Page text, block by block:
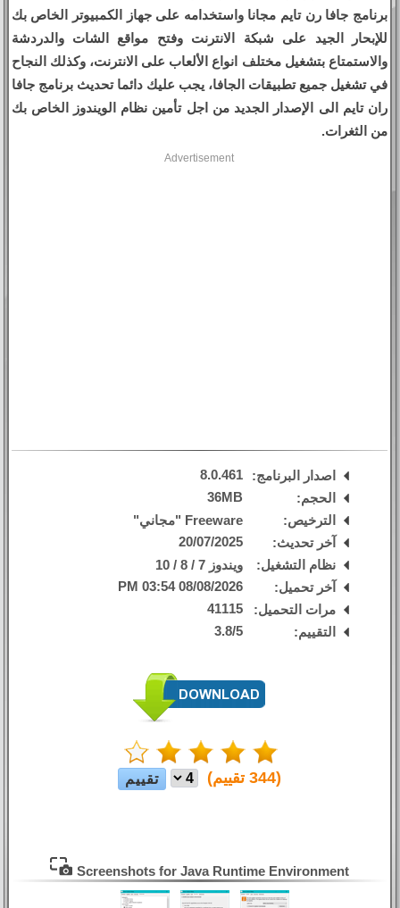
برنامج جافا رن تايم مجانا واستخدامه على جهاز الكمبيوتر الخاص بك
للإبحار الجيد على شبكة الانترنت وفتح مواقع الشات والدردشة
والاستمتاع بتشغيل مختلف انواع الألعاب على الانترنت، وكذلك النجاح
في تشغيل جميع تطبيقات الجافا، يجب عليك دائما تحديث برنامج جافا
ران تايم الى الإصدار الجديد من اجل تأمين نظام الويندوز الخاص بك
من الثغرات.
Advertisement
اصدار البرنامج:
8.0.461
الحجم:
36MB
الترخيص:
Freeware "مجاني"
آخر تحديث:
20/07/2025
نظام التشغيل:
ويندوز 7 / 8 / 10
آخر تحميل:
08/08/2026 03:54 PM
مرات التحميل:
41115
التقييم:
3.8/5
(
344 تقييم)
Screenshots for Java Runtime Environment